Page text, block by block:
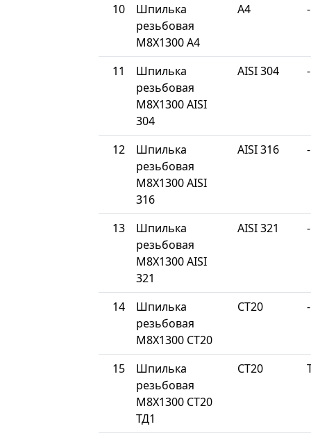
10
Шпилька
резьбовая
М8Х1300 A4
A4 -
11
Шпилька
резьбовая
М8Х1300 AISI
304
AISI 304 -
12
Шпилька
резьбовая
М8Х1300 AISI
316
AISI 316 -
13
Шпилька
резьбовая
М8Х1300 AISI
321
AISI 321 -
14
Шпилька
резьбовая
М8Х1300 СТ20
СТ20 -
15
Шпилька
резьбовая
М8Х1300 СТ20
ТД1
СТ20